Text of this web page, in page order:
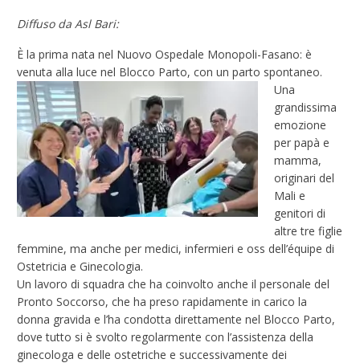
Diffuso da Asl Bari:
È la prima nata nel Nuovo Ospedale Monopoli-Fasano: è
venuta alla luce nel Blocco Parto, con un parto spontaneo.
Una
grandissima
emozione
per papà e
mamma,
originari del
Mali e
genitori di
altre tre figlie
femmine, ma anche per medici, infermieri e oss dell’équipe di
Ostetricia e Ginecologia.
Un lavoro di squadra che ha coinvolto anche il personale del
Pronto Soccorso, che ha preso rapidamente in carico la
donna gravida e l’ha condotta direttamente nel Blocco Parto,
dove tutto si è svolto regolarmente con l’assistenza della
ginecologa e delle ostetriche e successivamente dei